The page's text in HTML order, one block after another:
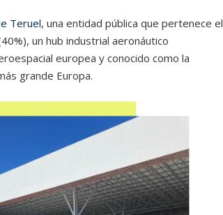
Teruel, una entidad pública que pertenece el
un hub industrial aeronáutico
europea y conocido como la
grande Europa.